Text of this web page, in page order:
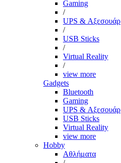
Gaming
/
UPS & Αξεσουάρ
/
USB Sticks
/
Virtual Reality
/
view more
Gadgets
Bluetooth
Gaming
UPS & Αξεσουάρ
USB Sticks
Virtual Reality
view more
Hobby
Αθλήματα